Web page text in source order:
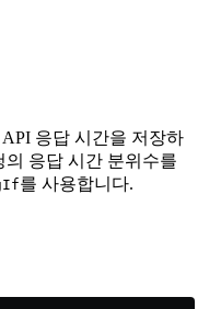
응답 시간을 저장하
응답 시간 분위수를
를 사용합니다.